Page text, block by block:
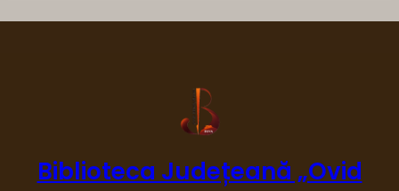
Biblioteca Județeană „Ovid